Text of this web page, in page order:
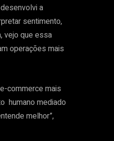
a
sentimento,
vejo que essa
operações mais
commerce mais
humano mediado
melhor”,